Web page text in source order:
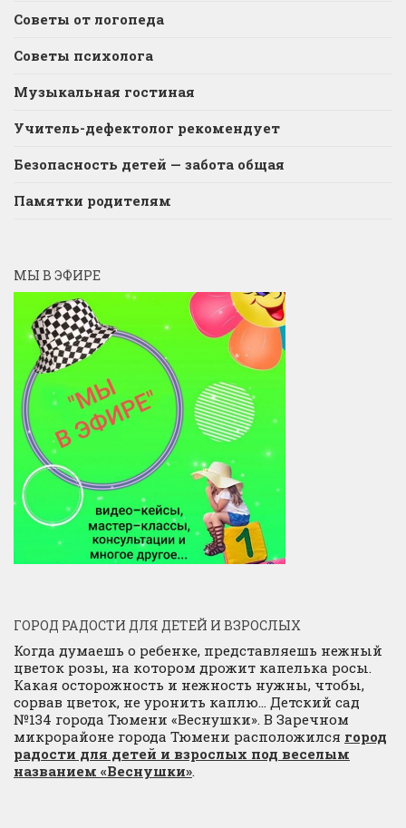
Советы от логопеда
Советы психолога
Музыкальная гостиная
Учитель-дефектолог рекомендует
Безопасность детей — забота общая
Памятки родителям
МЫ В ЭФИРЕ
ГОРОД РАДОСТИ ДЛЯ ДЕТЕЙ И ВЗРОСЛЫХ
Когда думаешь о ребенке, представляешь нежный
цветок розы, на котором дрожит капелька росы.
Какая осторожность и нежность нужны, чтобы,
сорвав цветок, не уронить каплю… Детский сад
№134 города Тюмени «Веснушки». В Заречном
микрорайоне города Тюмени расположился город
радости для детей и взрослых под веселым
названием «Веснушки».